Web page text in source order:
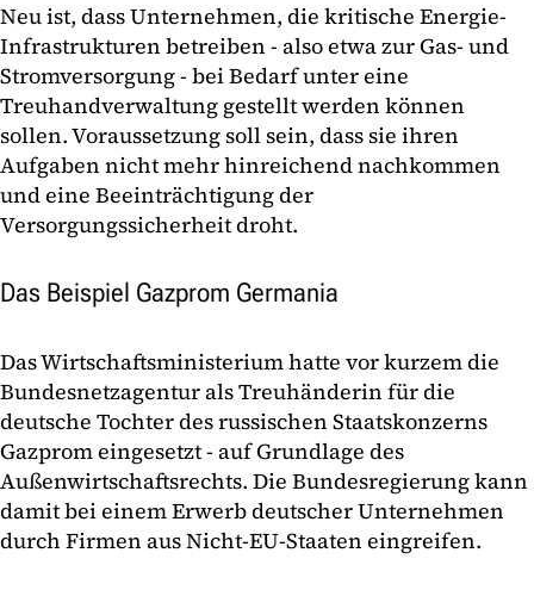
Neu ist, dass Unternehmen, die kritische Energie-
Infrastrukturen betreiben - also etwa zur Gas- und
Stromversorgung - bei Bedarf unter eine
Treuhandverwaltung gestellt werden können
sollen. Voraussetzung soll sein, dass sie ihren
Aufgaben nicht mehr hinreichend nachkommen
und eine Beeinträchtigung der
Versorgungssicherheit droht.
Das Beispiel Gazprom Germania
Das Wirtschaftsministerium hatte vor kurzem die
Bundesnetzagentur als Treuhänderin für die
deutsche Tochter des russischen Staatskonzerns
Gazprom eingesetzt - auf Grundlage des
Außenwirtschaftsrechts. Die Bundesregierung kann
damit bei einem Erwerb deutscher Unternehmen
durch Firmen aus Nicht-EU-Staaten eingreifen.